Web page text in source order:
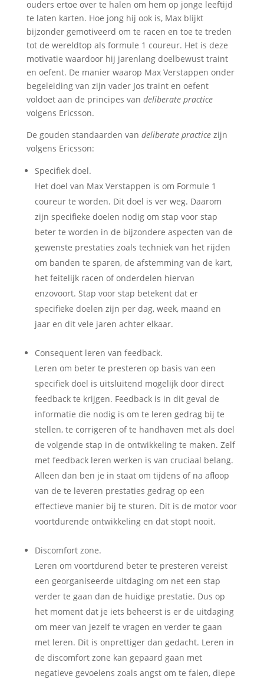
ouders ertoe over te halen om hem op jonge leeftijd
te laten karten. Hoe jong hij ook is, Max blijkt
bijzonder gemotiveerd om te racen en toe te treden
tot de wereldtop als formule 1 coureur. Het is deze
motivatie waardoor hij jarenlang doelbewust traint
en oefent. De manier waarop Max Verstappen onder
begeleiding van zijn vader Jos traint en oefent
voldoet aan de principes van deliberate practice
volgens Ericsson.
De gouden standaarden van deliberate practicezijn
volgens Ericsson:
Specifiek doel.
Het doel van Max Verstappen is om Formule 1
coureur te worden. Dit doel is ver weg. Daarom
zijn specifieke doelen nodig om stap voor stap
beter te worden in de bijzondere aspecten van de
gewenste prestaties zoals techniek van het rijden
om banden te sparen, de afstemming van de kart,
het feitelijk racen of onderdelen hiervan
enzovoort. Stap voor stap betekent dat er
specifieke doelen zijn per dag, week, maand en
jaar en dit vele jaren achter elkaar.
Consequent leren van feedback.
Leren om beter te presteren op basis van een
specifiek doel is uitsluitend mogelijk door direct
feedback te krijgen. Feedback is in dit geval de
informatie die nodig is om te leren gedrag bij te
stellen, te corrigeren of te handhaven met als doel
de volgende stap in de ontwikkeling te maken. Zelf
met feedback leren werken is van cruciaal belang.
Alleen dan ben je in staat om tijdens of na afloop
van de te leveren prestaties gedrag op een
effectieve manier bij te sturen. Dit is de motor voor
voortdurende ontwikkeling en dat stopt nooit.
Discomfort zone.
Leren om voortdurend beter te presteren vereist
een georganiseerde uitdaging om net een stap
verder te gaan dan de huidige prestatie. Dus op
het moment dat je iets beheerst is er de uitdaging
om meer van jezelf te vragen en verder te gaan
met leren. Dit is onprettiger dan gedacht. Leren in
de discomfort zone kan gepaard gaan met
negatieve gevoelens zoals angst om te falen, diepe